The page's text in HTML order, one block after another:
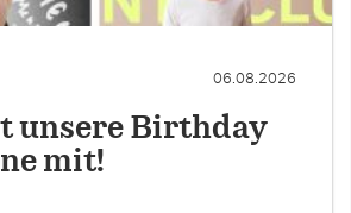
06.08.2026
unsere Birthday
mit!